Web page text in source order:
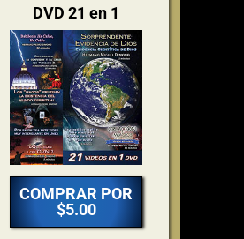
DVD 21 en 1
COMPRAR POR
$5.00